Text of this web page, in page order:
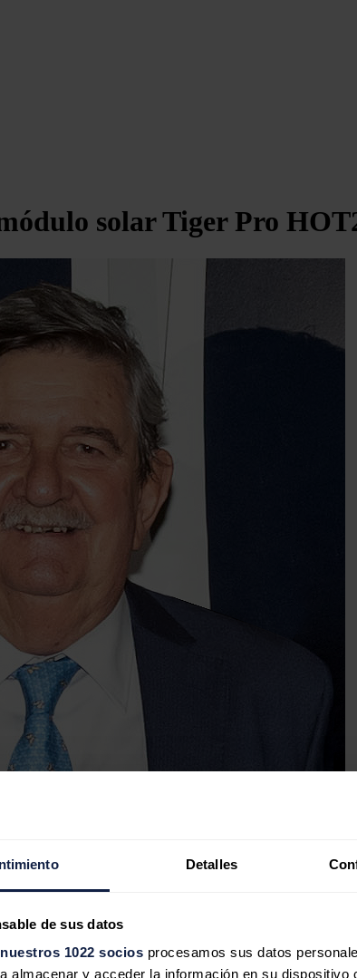
Detalles
de sus datos
nuestros 1022 socios procesamos sus datos
almacenar y acceder la información en su dispositivo
solar Tiger Pro